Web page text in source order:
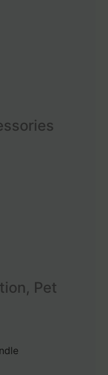
Pet